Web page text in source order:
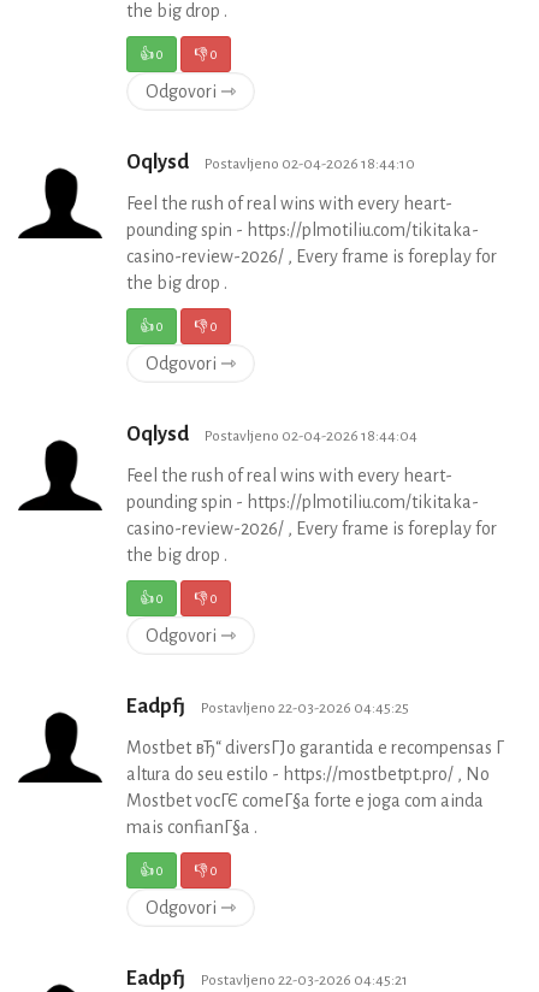
the big drop .
👍0 👎0
Odgovori ⇾
Oqlysd Postavljeno 02-04-2026 18:44:10
Feel the rush of real wins with every heart-
pounding spin - https://plmotiliu.com/tikitaka-
casino-review-2026/ , Every frame is foreplay for
the big drop .
👍0 👎0
Odgovori ⇾
Oqlysd Postavljeno 02-04-2026 18:44:04
Feel the rush of real wins with every heart-
pounding spin - https://plmotiliu.com/tikitaka-
casino-review-2026/ , Every frame is foreplay for
the big drop .
👍0 👎0
Odgovori ⇾
Eadpfj Postavljeno 22-03-2026 04:45:25
Mostbet вЂ“ diversГЈo garantida e recompensas Г
altura do seu estilo - https://mostbetpt.pro/ , No
Mostbet vocГЄ comeГ§a forte e joga com ainda
mais confianГ§a .
👍0 👎0
Odgovori ⇾
Eadpfj Postavljeno 22-03-2026 04:45:21